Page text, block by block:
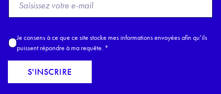
o
E
a
l
A
c
c
r
Je consens à ce que ce site stocke mes informations envoyées afin qu’ils
puissent répondre à ma requête. *
S'INSCRIRE